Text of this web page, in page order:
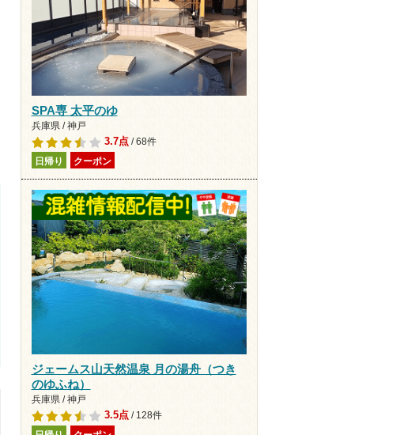
SPA専 太平のゆ
兵庫県 / 神戸
3.7点/ 68件
日帰り クーポン
ジェームス山天然温泉 月の湯舟（つき
のゆふね）
兵庫県 / 神戸
3.5点/ 128件